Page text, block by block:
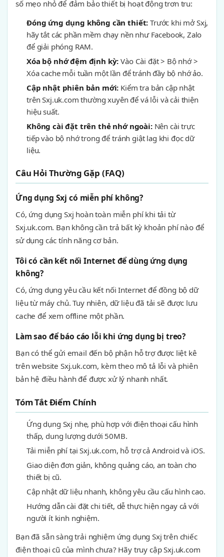
số mẹo nhỏ để đảm bảo thiết bị hoạt động trơn tru:
Đóng ứng dụng không cần thiết: Trước khi mở Sxj,
hãy tắt các phần mềm chạy nền như Facebook, Zalo
để giải phóng RAM.
Xóa bộ nhớ đệm định kỳ: Vào Cài đặt > Bộ nhớ >
Xóa cache mỗi tuần một lần để tránh đầy bộ nhớ ảo.
Cập nhật phiên bản mới: Kiểm tra bản cập nhật
trên Sxj.uk.com thường xuyên để vá lỗi và cải thiện
hiệu suất.
Không cài đặt trên thẻ nhớ ngoài:Nên cài trực
tiếp vào bộ nhớ trong để tránh giật lag khi đọc dữ
liệu.
Câu Hỏi Thường Gặp (FAQ)
Ứng dụng Sxj có miễn phí không?
Có, ứng dụng Sxj hoàn toàn miễn phí khi tải từ
Sxj.uk.com. Bạn không cần trả bất kỳ khoản phí nào để
sử dụng các tính năng cơ bản.
Tôi có cần kết nối Internet để dùng ứng dụng
không?
Có, ứng dụng yêu cầu kết nối Internet để đồng bộ dữ
liệu từ máy chủ. Tuy nhiên, dữ liệu đã tải sẽ được lưu
cache để xem offline một phần.
Làm sao để báo cáo lỗi khi ứng dụng bị treo?
Bạn có thể gửi email đến bộ phận hỗ trợ được liệt kê
trên website Sxj.uk.com, kèm theo mô tả lỗi và phiên
bản hệ điều hành để được xử lý nhanh nhất.
Tóm Tắt Điểm Chính
Ứng dụng Sxj nhẹ, phù hợp với điện thoại cấu hình
thấp, dung lượng dưới 50MB.
Tải miễn phí tại Sxj.uk.com, hỗ trợ cả Android và iOS.
Giao diện đơn giản, không quảng cáo, an toàn cho
thiết bị cũ.
Cập nhật dữ liệu nhanh, không yêu cầu cấu hình cao.
Hướng dẫn cài đặt chi tiết, dễ thực hiện ngay cả với
người ít kinh nghiệm.
Bạn đã sẵn sàng trải nghiệm ứng dụng Sxj trên chiếc
điện thoại cũ của mình chưa? Hãy truy cập Sxj.uk.com